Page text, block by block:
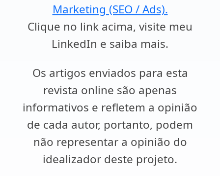
Marketing (SEO / Ads).
Clique no link acima, visite meu
LinkedIn e saiba mais.
Os artigos enviados para esta
revista online são apenas
informativos e refletem a opinião
de cada autor, portanto, podem
não representar a opinião do
idealizador deste projeto.